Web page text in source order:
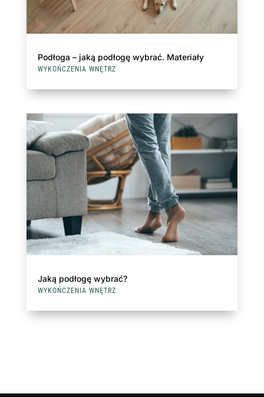
Podłoga – jaką podłogę wybrać. Materiały
WYKOŃCZENIA WNĘTRZ
Jaką podłogę wybrać?
WYKOŃCZENIA WNĘTRZ